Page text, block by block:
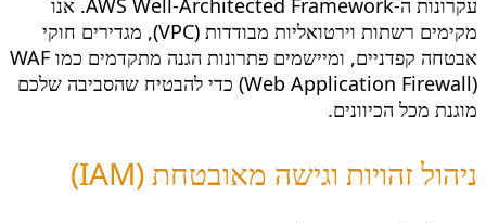
עקרונות ה-AWS Well-Architected Framework. אנו
מקימים רשתות וירטואליות מבודדות (VPC), מגדירים חוקי
אבטחה קפדניים, ומיישמים פתרונות הגנה מתקדמים כמו WAF
(Web Application Firewall) כדי להבטיח שהסביבה שלכם
מוגנת מכל הכיוונים.
ניהול זהויות וגישה מאובטחת (IAM)